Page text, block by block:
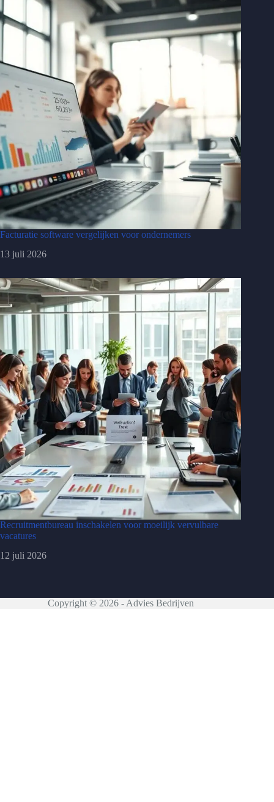
Facturatie software vergelijken voor ondernemers
13 juli 2026
Recruitmentbureau inschakelen voor moeilijk vervulbare
vacatures
12 juli 2026
Copyright © 2026 - Advies Bedrijven